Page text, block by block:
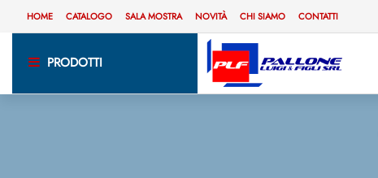
HOME CATALOGO SALA MOSTRA NOVITÀ CHI SIAMO CONTATTI
PRODOTTI